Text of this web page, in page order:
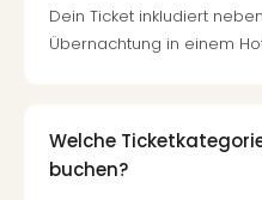
Dein Ticket inkludiert
Übernachtung in einem
Welche
buchen?